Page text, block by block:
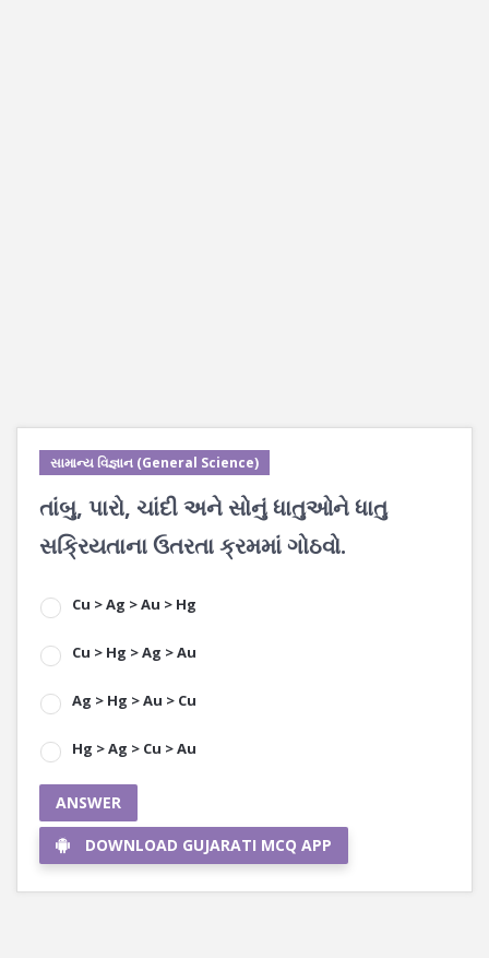
સામાન્ય વિજ્ઞાન (General Science)
તાંબુ, પારો, ચાંદી અને સોનું ધાતુઓને ધાતુ
સક્રિયતાના ઉતરતા ક્રમમાં ગોઠવો.
Cu > Ag > Au > Hg
Cu > Hg > Ag > Au
Ag > Hg > Au > Cu
Hg > Ag > Cu > Au
ANSWER
DOWNLOAD GUJARATI MCQ APP